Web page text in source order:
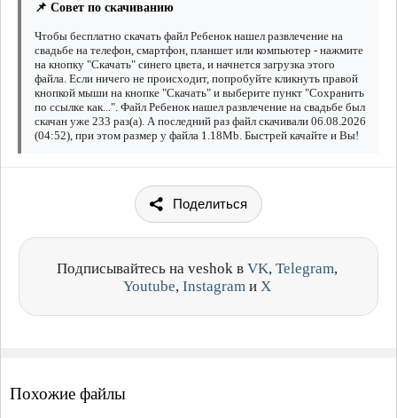
📌 Совет по скачиванию
Чтобы бесплатно скачать файл Ребенок нашел развлечение на
свадьбе на телефон, смартфон, планшет или компьютер - нажмите
на кнопку "Скачать" синего цвета, и начнется загрузка этого
файла. Если ничего не происходит, попробуйте кликнуть правой
кнопкой мыши на кнопке "Скачать" и выберите пункт "Сохранить
по ссылке как...". Файл Ребенок нашел развлечение на свадьбе был
скачан уже 233 раз(а). А последний раз файл скачивали 06.08.2026
(04:52), при этом размер у файла 1.18Mb. Быстрей качайте и Вы!
Поделиться
Подписывайтесь на veshok в VK, Telegram,
Youtube, Instagram и X
Похожие файлы